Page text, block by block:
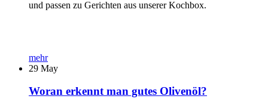
und passen zu Gerichten aus unserer Kochbox.
mehr
29 May
Woran erkennt man gutes Olivenöl?